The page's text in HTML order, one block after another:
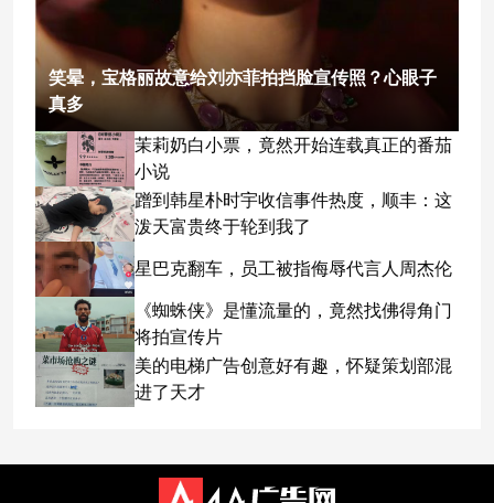
笑晕，宝格丽故意给刘亦菲拍挡脸宣传照？心眼子
真多
茉莉奶白小票，竟然开始连载真正的番茄
小说
蹭到韩星朴时宇收信事件热度，顺丰：这
泼天富贵终于轮到我了
星巴克翻车，员工被指侮辱代言人周杰伦
《蜘蛛侠》是懂流量的，竟然找佛得角门
将拍宣传片
美的电梯广告创意好有趣，怀疑策划部混
进了天才